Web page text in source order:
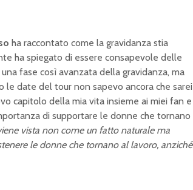
ha raccontato come la gravidanza stia
ha spiegato di essere consapevole delle
fase così avanzata della gravidanza, ma
le date del tour non sapevo ancora che sarei
capitolo della mia vita insieme ai miei fan e
di supportare le donne che tornano
vista non come un fatto naturale ma
le donne che tornano al lavoro, anziché